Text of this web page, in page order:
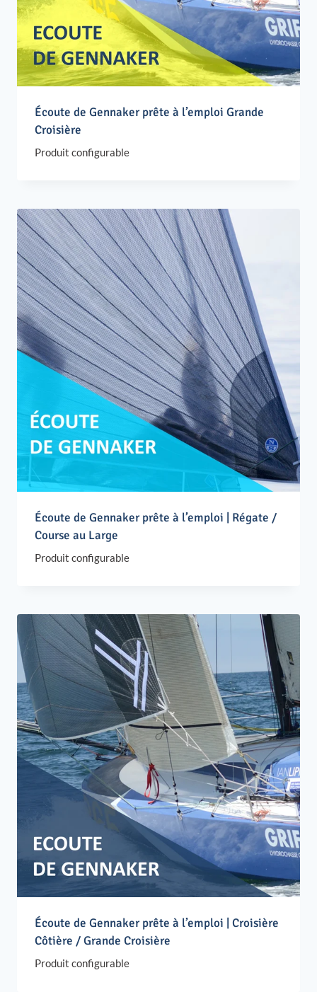
Écoute de Gennaker prête à l’emploi Grande
Croisière
Produit configurable
Écoute de Gennaker prête à l’emploi | Régate /
Course au Large
Produit configurable
Écoute de Gennaker prête à l’emploi | Croisière
Côtière / Grande Croisière
Produit configurable